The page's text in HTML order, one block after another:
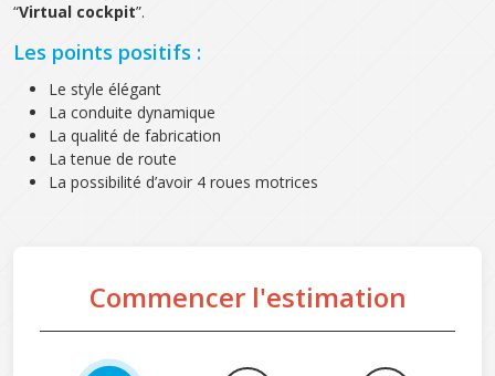
“Virtual cockpit”.
Les points positifs :
Le style élégant
La conduite dynamique
La qualité de fabrication
La tenue de route
La possibilité d’avoir 4 roues motrices
Commencer l'estimation